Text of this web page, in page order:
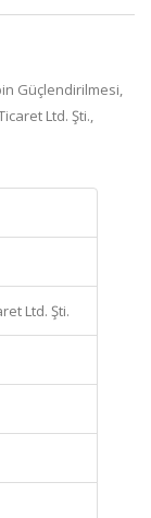
Güçlendirilmesi,
Ltd. Şti.,
Ltd. Şti.